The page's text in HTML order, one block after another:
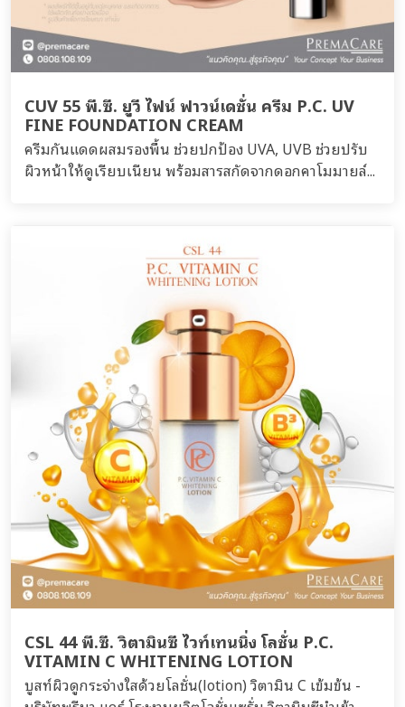
CUV 55 พี.ซี. ยูวี ไฟน์ ฟาวน์เดชั่น ครีม P.C. UV
FINE FOUNDATION CREAM
ครีมกันแดดผสมรองพื้น ช่วยปกป้อง UVA, UVB ช่วยปรับ
ผิวหน้าให้ดูเรียบเนียน พร้อมสารสกัดจากดอกคาโมมายล์...
CSL 44 พี.ซี. วิตามินซี ไวท์เทนนิ่ง โลชั่น P.C.
VITAMIN C WHITENING LOTION
บูสท์ผิวดูกระจ่างใสด้วยโลชั่น(lotion) วิตามิน C เข้มข้น -